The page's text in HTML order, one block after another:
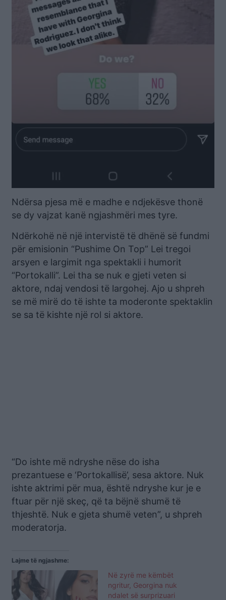
Ndërsa pjesa më e madhe e ndjekësve thonë
se dy vajzat kanë ngjashmëri mes tyre.
Ndërkohë në një intervistë të dhënë së fundmi
për emisionin “Pushime On Top” Lei tregoi
arsyen e largimit nga spektakli i humorit
“Portokalli”. Lei tha se nuk e gjeti veten si
aktore, ndaj vendosi të largohej. Ajo u shpreh
se më mirë do të ishte ta moderonte spektaklin
se sa të kishte një rol si aktore.
“Do ishte më ndryshe nëse do isha
prezantuese e ‘Portokallisë’, sesa aktore. Nuk
ishte aktrimi për mua, është ndryshe kur je e
ftuar për një skeç, që ta bëjnë shumë të
thjeshtë. Nuk e gjeta shumë veten”, u shpreh
moderatorja.
Lajme të ngjashme:
Në zyrë me këmbët
ngritur, Georgina nuk
ndalet së surprizuari